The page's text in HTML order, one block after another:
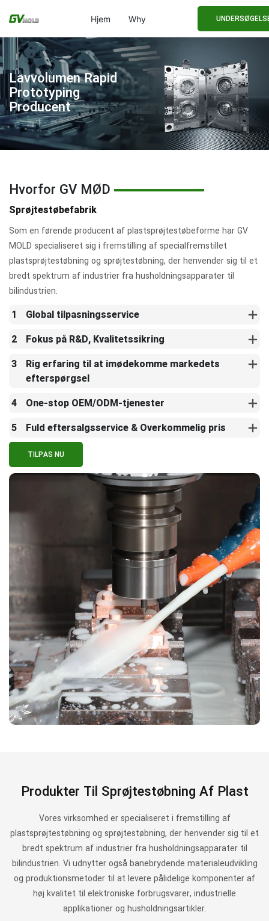
Hjem Why
Lavvolumen Rapid
Prototyping
Producent
Hvorfor GV MØD
Sprøjtestøbefabrik
Som en førende producent af plastsprøjtestøbeforme har GV
MOLD specialiseret sig i fremstilling af specialfremstillet
plastsprøjtestøbning og sprøjtestøbning, der henvender sig til et
bredt spektrum af industrier fra husholdningsapparater til
bilindustrien.
1
Global tilpasningsservice
2
Fokus på R&D, Kvalitetssikring
3
Rig erfaring til at imødekomme markedets
efterspørgsel
4
One-stop OEM/ODM-tjenester
5
Fuld eftersalgsservice & Overkommelig pris
TILPAS NU
Produkter Til Sprøjtestøbning Af Plast
Vores virksomhed er specialiseret i fremstilling af
plastsprøjtestøbning og sprøjtestøbning, der henvender sig til et
bredt spektrum af industrier fra husholdningsapparater til
bilindustrien. Vi udnytter også banebrydende materialeudvikling
og produktionsmetoder til at levere pålidelige komponenter af
høj kvalitet til elektroniske forbrugsvarer, industrielle
applikationer og husholdningsartikler.